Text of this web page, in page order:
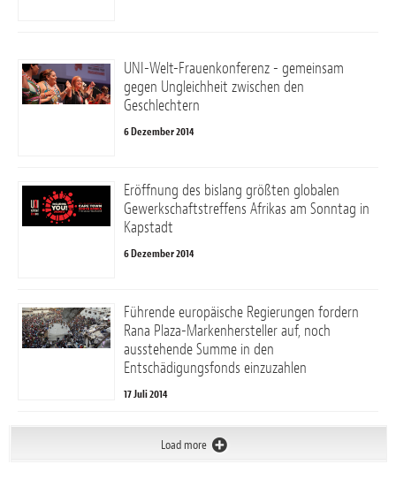
UNI-Welt-Frauenkonferenz - gemeinsam
gegen Ungleichheit zwischen den
Geschlechtern
6 Dezember 2014
Eröffnung des bislang größten globalen
Gewerkschaftstreffens Afrikas am Sonntag in
Kapstadt
6 Dezember 2014
Führende europäische Regierungen fordern
Rana Plaza-Markenhersteller auf, noch
ausstehende Summe in den
Entschädigungsfonds einzuzahlen
17 Juli 2014
Load more